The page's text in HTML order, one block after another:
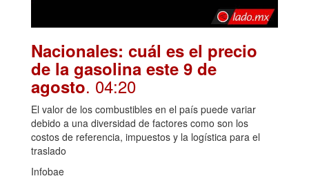
Nacionales: cuál es el precio
de la gasolina este 9 de
agosto. 04:20
El valor de los combustibles en el país puede variar
debido a una diversidad de factores como son los
costos de referencia, impuestos y la logística para el
traslado
Infobae